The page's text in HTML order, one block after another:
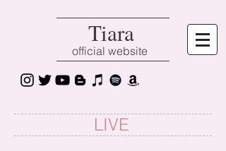
Tiara
official website
LIVE